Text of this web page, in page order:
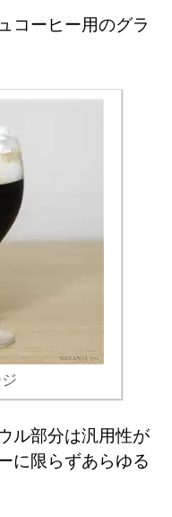
コーヒー用のグラ
ル部分は汎用性が
に限らずあらゆる